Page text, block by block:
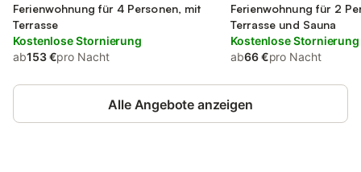
Eiderstedt
Ferienwohnung für 4 Personen, mit
Terrasse
Kostenlose Stornierung
ab153 €pro Nacht
Eiderstedt
Ferienwohnung für 2
Terrasse und Sauna
Kostenlose Stornierung
ab66 €pro Nacht
Alle Angebote anzeigen